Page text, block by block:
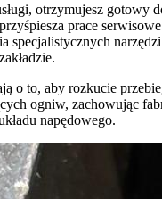
otrzymujesz gotowy
prace
specjalistycznych
o to, aby rozkucie
ogniw, zachowując
napędowego.